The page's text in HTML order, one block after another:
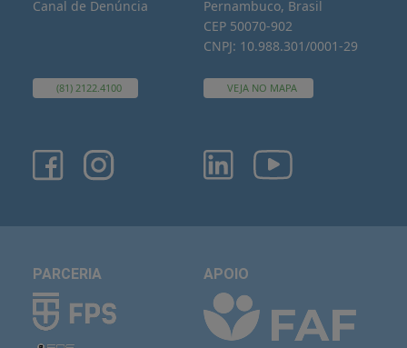
Canal de Denúncia
(81) 2122.4100
Pernambuco, Brasil
CEP 50070-902
CNPJ: 10.988.301/0001-29
VEJA NO MAPA
PARCERIA APOIO